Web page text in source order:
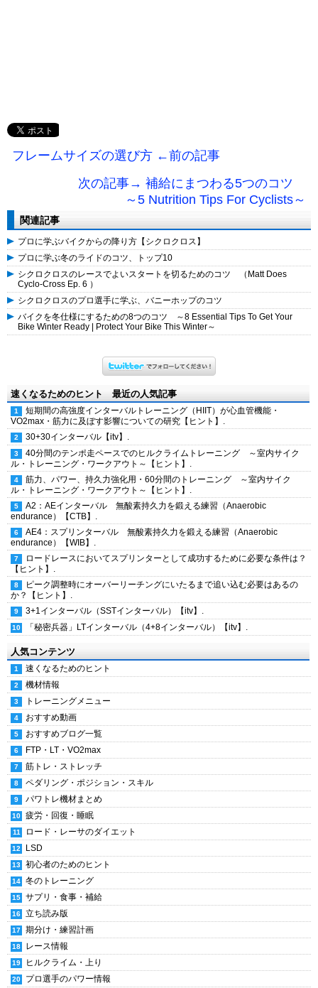
フレームサイズの選び方 ←前の記事
次の記事→ 補給にまつわる5つのコツ
～5 Nutrition Tips For Cyclists～
関連記事
プロに学ぶバイクからの降り方【シクロクロス】
プロに学ぶ冬のライドのコツ、トップ10
シクロクロスのレースでよいスタートを切るためのコツ （Matt Does
Cyclo-Cross Ep. 6 ）
シクロクロスのプロ選手に学ぶ、バニーホップのコツ
バイクを冬仕様にするための8つのコツ ～8 Essential Tips To Get Your
Bike Winter Ready | Protect Your Bike This Winter～
速くなるためのヒント 最近の人気記事
短期間の高強度インターバルトレーニング（HIIT）が心血管機能・
VO2max・筋力に及ぼす影響についての研究【ヒント】.
30+30インターバル【itv】.
40分間のテンポ走ペースでのヒルクライムトレーニング ～室内サイク
ル・トレーニング・ワークアウト～【ヒント】.
筋力、パワー、持久力強化用・60分間のトレーニング ～室内サイク
ル・トレーニング・ワークアウト～【ヒント】.
A2：AEインターバル 無酸素持久力を鍛える練習（Anaerobic
endurance）【CTB】.
AE4：スプリンターバル 無酸素持久力を鍛える練習（Anaerobic
endurance）【WIB】.
ロードレースにおいてスプリンターとして成功するために必要な条件は？
【ヒント】.
ピーク調整時にオーバーリーチングにいたるまで追い込む必要はあるの
か？【ヒント】.
3+1インターバル（SSTインターバル）【itv】.
「秘密兵器」LTインターバル（4+8インターバル）【itv】.
人気コンテンツ
速くなるためのヒント
機材情報
トレーニングメニュー
おすすめ動画
おすすめブログ一覧
FTP・LT・VO2max
筋トレ・ストレッチ
ペダリング・ポジション・スキル
パワトレ機材まとめ
疲労・回復・睡眠
ロード・レーサのダイエット
LSD
初心者のためのヒント
冬のトレーニング
サプリ・食事・補給
立ち読み版
期分け・練習計画
レース情報
ヒルクライム・上り
プロ選手のパワー情報